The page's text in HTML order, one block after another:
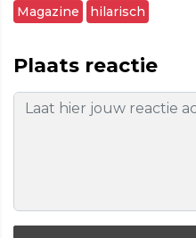
Magazine hilarisch
Plaats reactie